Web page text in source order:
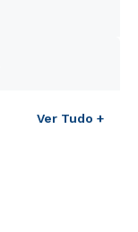
Ver Tudo +